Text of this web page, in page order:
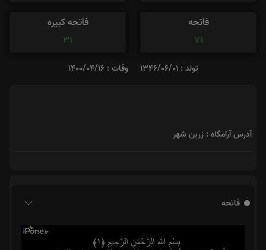
فاتحه
71
فاتحه کبیره
31
تولد : 1346/06/01 وفات : 1400/04/16
آدرس آرامگاه : زرين شهر
فاتحه